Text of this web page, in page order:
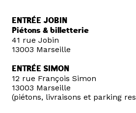
ENTRÉE JOBIN
Piétons & billetterie
41 rue Jobin
13003 Marseille
ENTRÉE SIMON
12 rue François Simon
13003 Marseille
(piétons, livraisons et parking